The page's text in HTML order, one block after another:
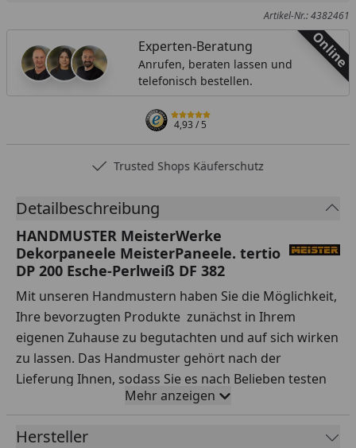
Artikel-Nr.: 4382461
Online
Experten-Beratung
Anrufen, beraten lassen und
telefonisch bestellen.
4,93/ 5
Trusted Shops Käuferschutz
Detailbeschreibung
HANDMUSTER MeisterWerke
Dekorpaneele MeisterPaneele. tertio
DP 200 Esche-Perlweiß DF 382
Mit unseren Handmustern haben Sie die Möglichkeit,
Ihre bevorzugten Produkte zunächst in Ihrem
eigenen Zuhause zu begutachten und auf sich wirken
zu lassen. Das Handmuster gehört nach der
Lieferung Ihnen, sodass Sie es nach Belieben testen
Ihre Vorteile auf einen Blick:
Mehr anzeigen
Hersteller